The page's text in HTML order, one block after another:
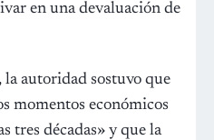
en una devaluación de
autoridad sostuvo que
momentos económicos
tres décadas» y que la